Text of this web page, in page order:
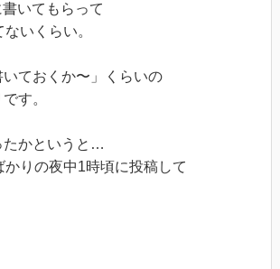
いてもらって
いくらい。
いておくか〜」くらいの
す。
たかというと…
かりの夜中1時頃に投稿して